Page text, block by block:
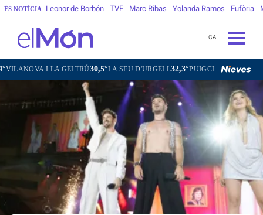
ÉS NOTÍCIA Leonor de Borbón TVE Marc Ribas Yolanda Ramos Eufòria
CA
LA SEU D'URGELL32,3°PUIGCERDÀ22,6°FIGUERES33,8°GANDESA32,6°